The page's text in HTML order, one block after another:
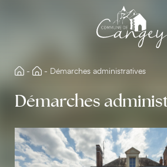
- - Démarches administratives
Démarches